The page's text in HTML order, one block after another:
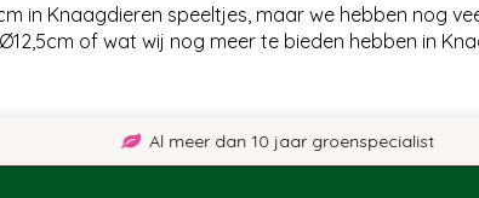
in Knaagdieren speeltjes, maar we hebben nog
of wat wij nog meer te bieden hebben in
Al meer dan 10 jaar groenspecialist